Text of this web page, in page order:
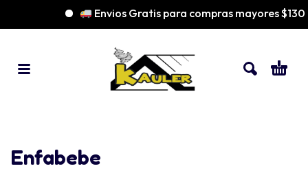
Envios Gratis para compras mayores
Enfabebe